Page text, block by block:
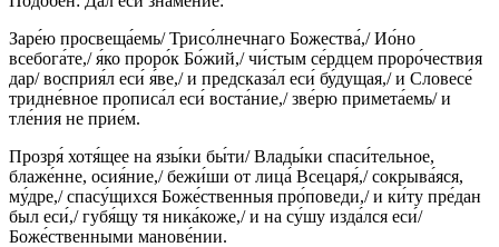
Заре́ю просвеща́емь/ Трисо́лнечнаго Божества́,/ Ио́но
всебога́те,/ я́ко проро́к Бо́жий,/ чи́стым се́рдцем проро́чествия
дар/ восприя́л еси́ я́ве,/ и предсказа́л еси́ бу́дущая,/ и Словесе́
тридне́вное прописа́л еси́ воста́ние,/ зве́рю примета́емь/ и
тле́ния не прие́м.
Прозря́ хотя́щее на язы́ки бы́ти/ Влады́ки спаси́тельное,
блаже́нне, осия́ние,/ бежи́ши от лица́ Всецаря́,/ сокрыва́яся,
му́дре,/ спасу́щихся Боже́ственныя про́поведи,/ и ки́ту пре́дан
был еси́,/ губя́щу тя ника́коже,/ и на су́шу изда́лся еси́/
Боже́ственными манове́нии.